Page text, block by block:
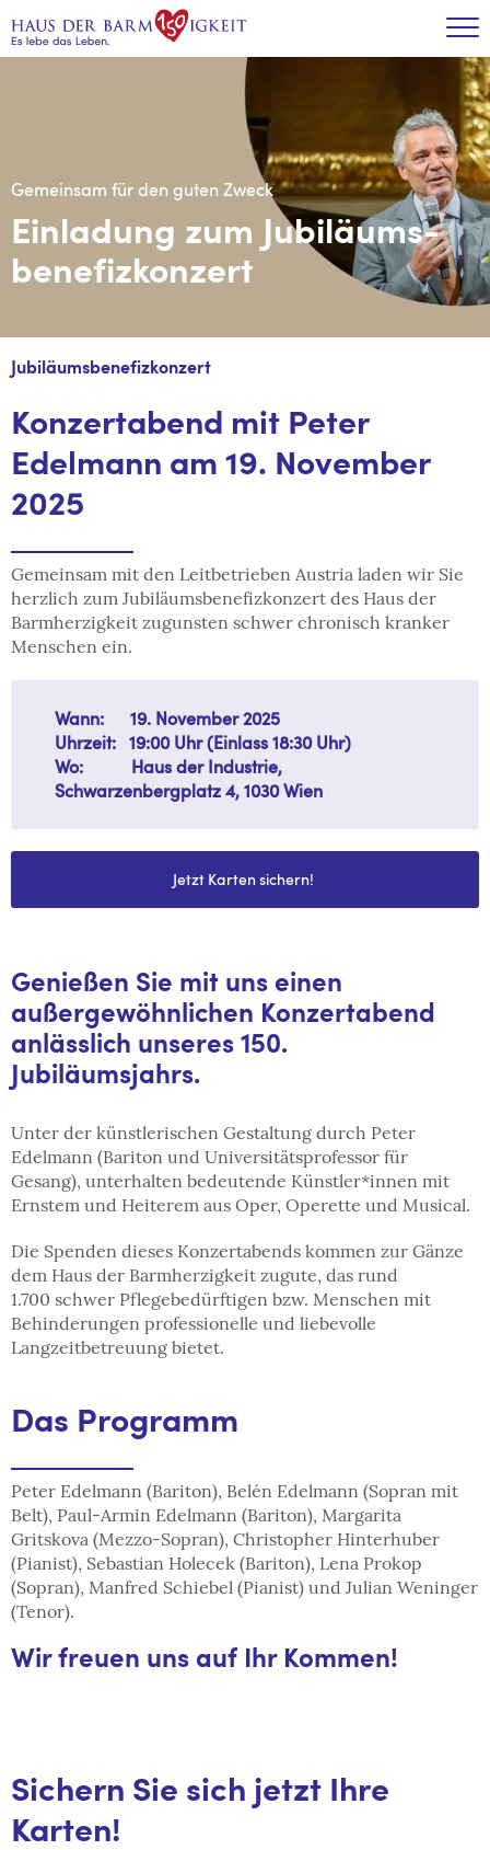
Gemeinsam für den guten Zweck
Einladung zum Jubiläums-
benefizkonzert
Jubiläumsbenefizkonzert
Konzertabend mit Peter
Edelmann am 19. November
2025
Gemeinsam mit den Leitbetrieben Austria laden wir Sie
herzlich zum Jubiläumsbenefizkonzert des Haus der
Barmherzigkeit zugunsten schwer chronisch kranker
Menschen ein.
Wann:‎ ‎ ‎‎ ‎ ‎ ‎ 19. November 2025
Uhrzeit:‎‎ ‎ ‎ 19:00 Uhr (Einlass 18:30 Uhr)
Wo:‎ ‎ ‎ ‎ ‎ ‎ ‎ ‎ ‎ ‎ ‎ Haus der Industrie,
Schwarzenbergplatz 4, 1030 Wien
Jetzt Karten sichern!
Genießen Sie mit uns einen
außergewöhnlichen Konzertabend
anlässlich unseres 150.
Jubiläumsjahrs.
Unter der künstlerischen Gestaltung durch Peter
Edelmann (Bariton und Universitätsprofessor für
Gesang), unterhalten bedeutende Künstler*innen mit
Ernstem und Heiterem aus Oper, Operette und Musical.
Die Spenden dieses Konzertabends kommen zur Gänze
dem Haus der Barmherzigkeit zugute, das rund
1.700 schwer Pflegebedürftigen bzw. Menschen mit
Behinderungen professionelle und liebevolle
Langzeitbetreuung bietet.
Das Programm
Peter Edelmann (Bariton), Belén Edelmann (Sopran mit
Belt), Paul-Armin Edelmann (Bariton), Margarita
Gritskova (Mezzo-Sopran), Christopher Hinterhuber
(Pianist), Sebastian Holecek (Bariton), Lena Prokop
(Sopran), Manfred Schiebel (Pianist) und Julian Weninger
(Tenor).
Wir freuen uns auf Ihr Kommen!
Sichern Sie sich jetzt Ihre
Karten!